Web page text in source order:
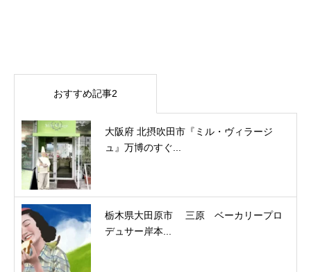
おすすめ記事2
大阪府 北摂吹田市『ミル・ヴィラージ
ュ』万博のすぐ...
栃木県大田原市 三原 ベーカリープロ
デュサー岸本...